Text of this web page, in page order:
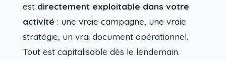
est directement exploitable dans votre
activité : une vraie campagne, une vraie
stratégie, un vrai document opérationnel.
Tout est capitalisable dès le lendemain.